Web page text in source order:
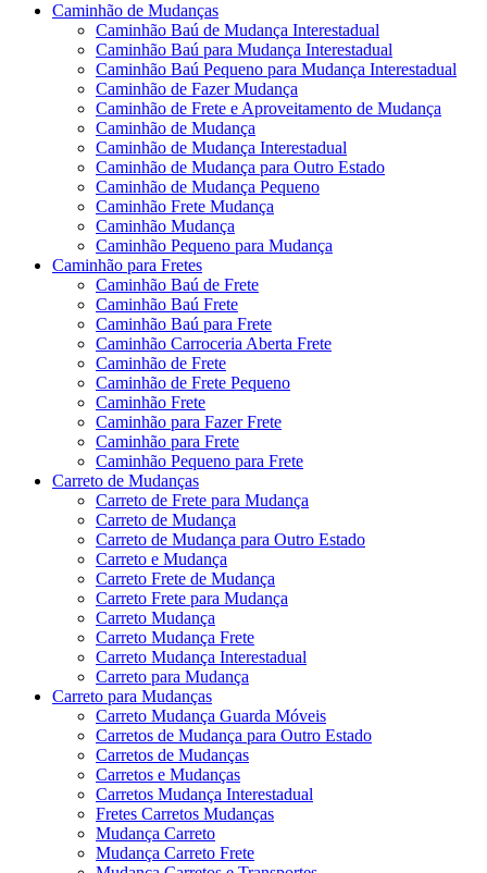
Caminhão de Mudanças
Caminhão Baú de Mudança Interestadual
Caminhão Baú para Mudança Interestadual
Caminhão Baú Pequeno para Mudança Interestadual
Caminhão de Fazer Mudança
Caminhão de Frete e Aproveitamento de Mudança
Caminhão de Mudança
Caminhão de Mudança Interestadual
Caminhão de Mudança para Outro Estado
Caminhão de Mudança Pequeno
Caminhão Frete Mudança
Caminhão Mudança
Caminhão Pequeno para Mudança
Caminhão para Fretes
Caminhão Baú de Frete
Caminhão Baú Frete
Caminhão Baú para Frete
Caminhão Carroceria Aberta Frete
Caminhão de Frete
Caminhão de Frete Pequeno
Caminhão Frete
Caminhão para Fazer Frete
Caminhão para Frete
Caminhão Pequeno para Frete
Carreto de Mudanças
Carreto de Frete para Mudança
Carreto de Mudança
Carreto de Mudança para Outro Estado
Carreto e Mudança
Carreto Frete de Mudança
Carreto Frete para Mudança
Carreto Mudança
Carreto Mudança Frete
Carreto Mudança Interestadual
Carreto para Mudança
Carreto para Mudanças
Carreto Mudança Guarda Móveis
Carretos de Mudança para Outro Estado
Carretos de Mudanças
Carretos e Mudanças
Carretos Mudança Interestadual
Fretes Carretos Mudanças
Mudança Carreto
Mudança Carreto Frete